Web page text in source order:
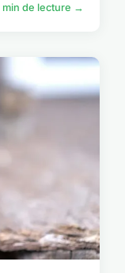
min de lecture →